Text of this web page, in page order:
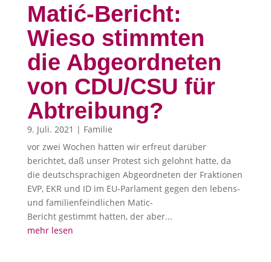
Matić-Bericht:
Wieso stimmten
die Abgeordneten
von CDU/CSU für
Abtreibung?
9. Juli. 2021 | Familie
vor zwei Wochen hatten wir erfreut darüber
berichtet, daß unser Protest sich gelohnt hatte, da
die deutschsprachigen Abgeordneten der Fraktionen
EVP, EKR und ID im EU-Parlament gegen den lebens-
und familienfeindlichen Matic-
Bericht gestimmt hatten, der aber...
mehr lesen